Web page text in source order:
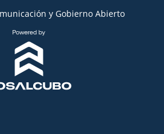
y Gobierno Abierto